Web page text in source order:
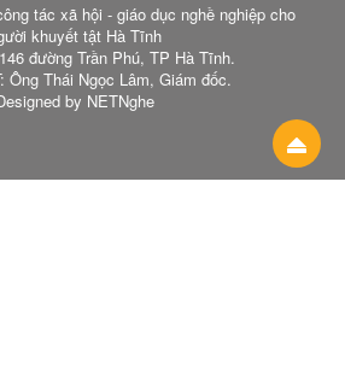
tác xã hội - giáo dục nghề nghiệp cho
khuyết tật Hà Tĩnh
đường Trần Phú, TP Hà Tĩnh.
Ông Thái Ngọc Lâm, Giám đốc.
by NETNghe